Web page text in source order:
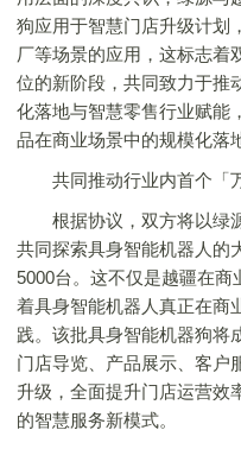
狗应用于智慧门店升级计划
厂等场景的应用，这标志着
位的新阶段，共同致力于推
化落地与智慧零售行业赋能
品在商业场景中的规模化落
共同推动行业内首个「万
根据协议，双方将以绿源
共同探索具身智能机器人的
5000台。这不仅是越疆在
着具身智能机器人真正在商
践。该批具身智能机器狗将
门店导览、产品展示、客户
升级，全面提升门店运营效
的智慧服务新模式。